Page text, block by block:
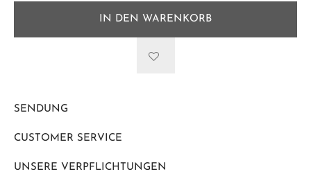
IN DEN WARENKORB
SENDUNG
CUSTOMER SERVICE
UNSERE VERPFLICHTUNGEN